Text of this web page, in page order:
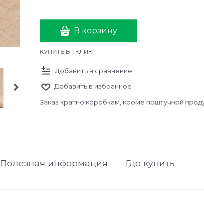
В корзину
КУПИТЬ В 1 КЛИК
Добавить в сравнение
Добавить в избранное
Заказ кратно коробкам, кроме поштучной
Полезная информация Где купить